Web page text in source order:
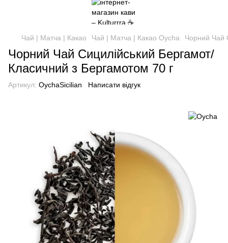
Чай | Матча | Какао Чай | Матча | Какао Oycha Чорний Чай
Чорний Чай Сицилійський Бергамот/
Класичний з Бергамотом 70 г
Артикул: OychaSicilian Написати відгук